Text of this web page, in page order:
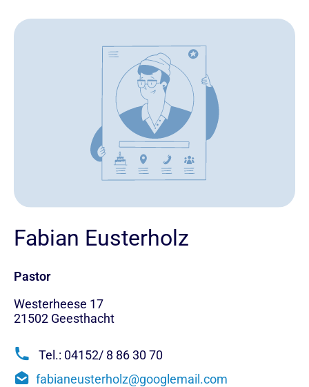
Fabian Eusterholz
Pastor
Westerheese 17
21502 Geesthacht
Tel.: 04152/ 8 86 30 70
fabianeusterholz@googlemail.com